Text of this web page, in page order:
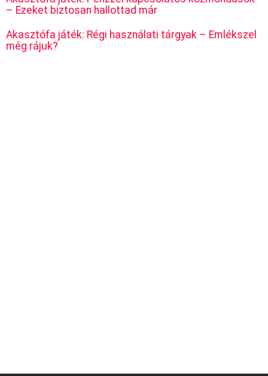
– Ezeket biztosan hallottad már
Akasztófa játék: Régi használati tárgyak – Emlékszel
még rájuk?